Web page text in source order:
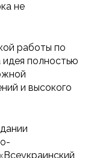
не
работы по
полностью
и высокого